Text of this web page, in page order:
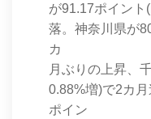
が91.17ポイント
落。神奈川県が
カ
月ぶりの上昇、
0.88%増)で2カ
ポイン